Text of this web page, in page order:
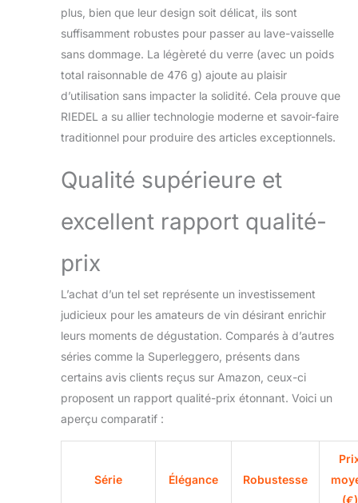
plus, bien que leur design soit délicat, ils sont
suffisamment robustes pour passer au lave-vaisselle
sans dommage. La légèreté du verre (avec un poids
total raisonnable de 476 g) ajoute au plaisir
d’utilisation sans impacter la solidité. Cela prouve que
RIEDEL a su allier technologie moderne et savoir-faire
traditionnel pour produire des articles exceptionnels.
Qualité supérieure et
excellent rapport qualité-
prix
L’achat d’un tel set représente un investissement
judicieux pour les amateurs de vin désirant enrichir
leurs moments de dégustation. Comparés à d’autres
séries comme la Superleggero, présents dans
certains avis clients reçus sur Amazon, ceux-ci
proposent un rapport qualité-prix étonnant. Voici un
aperçu comparatif :
Série Élégance Robustesse